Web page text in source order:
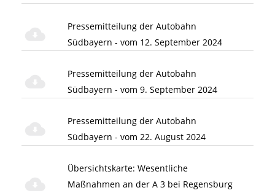
Pressemitteilung der Autobahn
Südbayern - vom 12. September 2024
Pressemitteilung der Autobahn
Südbayern - vom 9. September 2024
Pressemitteilung der Autobahn
Südbayern - vom 22. August 2024
Übersichtskarte: Wesentliche
Maßnahmen an der A 3 bei Regensburg